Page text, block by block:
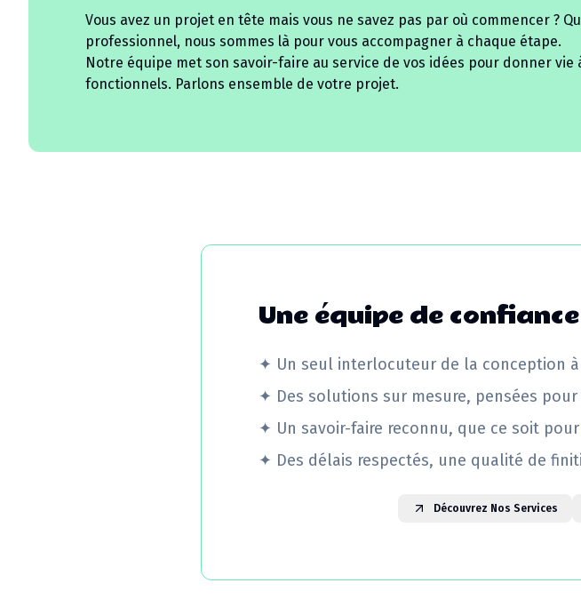
Vous avez un projet en tête mais vous ne savez pas par où commencer ?
professionnel, nous sommes là pour vous accompagner à chaque étape.
Notre équipe met son savoir-faire au service de vos idées pour donner
fonctionnels. Parlons ensemble de votre projet.
Une équipe de
✦ Un seul interlocuteur de la conception
✦ Des solutions sur mesure, pensées
✦ Un savoir-faire reconnu, que ce soit
✦ Des délais respectés, une qualité de
Découvrez Nos Services